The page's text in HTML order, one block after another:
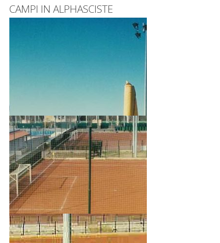
CAMPI IN ALPHASCISTE